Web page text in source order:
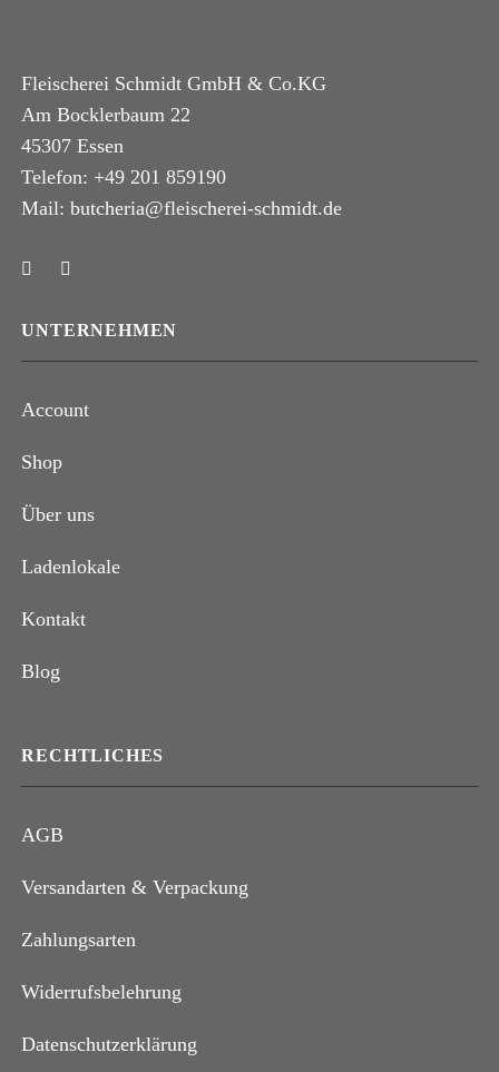
Fleischerei Schmidt GmbH & Co.KG
Am Bocklerbaum 22
45307 Essen
Telefon: +49 201 859190
Mail: butcheria@fleischerei-schmidt.de
UNTERNEHMEN
Account
Shop
Über uns
Ladenlokale
Kontakt
Blog
RECHTLICHES
AGB
Versandarten & Verpackung
Zahlungsarten
Widerrufsbelehrung
Datenschutzerklärung